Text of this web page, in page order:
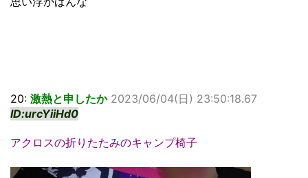
20: 激熱と申したか 2023/06/04(日) 23:50:18.67
ID:urcYiiHd0
アクロスの折りたたみのキャンプ椅子